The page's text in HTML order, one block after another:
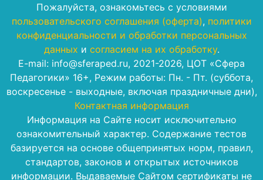
Пожалуйста, ознакомьтесь с условиями
пользовательского соглашения (оферта), политики
конфиденциальности и обработки персональных
данных и согласием на их обработку.
E-mail: info@sferaped.ru, 2021-2026, ЦОТ «Сфера
Педагогики» 16+, Режим работы: Пн. - Пт. (суббота,
воскресенье - выходные, включая праздничные дни),
Контактная информация
Информация на Сайте носит исключительно
ознакомительный характер. Содержание тестов
базируется на основе общепринятых норм, правил,
стандартов, законов и открытых источников
информации. Выдаваемые Сайтом сертификаты не